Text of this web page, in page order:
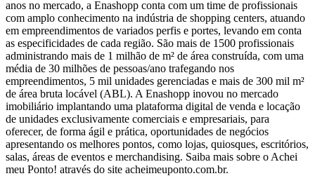
anos no mercado, a Enashopp conta com um time de profissionais
com amplo conhecimento na indústria de shopping centers, atuando
em empreendimentos de variados perfis e portes, levando em conta
as especificidades de cada região. São mais de 1500 profissionais
administrando mais de 1 milhão de m² de área construída, com uma
média de 30 milhões de pessoas/ano trafegando nos
empreendimentos, 5 mil unidades gerenciadas e mais de 300 mil m²
de área bruta locável (ABL). A Enashopp inovou no mercado
imobiliário implantando uma plataforma digital de venda e locação
de unidades exclusivamente comerciais e empresariais, para
oferecer, de forma ágil e prática, oportunidades de negócios
apresentando os melhores pontos, como lojas, quiosques, escritórios,
salas, áreas de eventos e merchandising. Saiba mais sobre o Achei
meu Ponto! através do site acheimeuponto.com.br.